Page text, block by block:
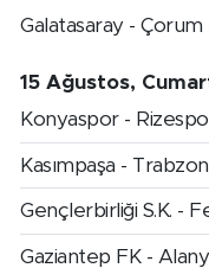
Galatasaray - Çorum
15 Ağustos,
Konyaspor -
Kasımpaşa -
Gençlerbirliği S.K. -
Gaziantep FK -